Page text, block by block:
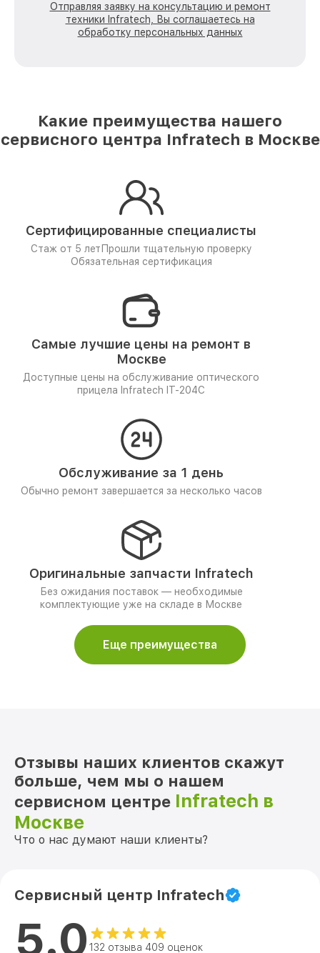
Отправляя заявку на консультацию и ремонт
техники Infratech, Вы соглашаетесь на
обработку персональных данных
Какие преимущества нашего
сервисного центра Infratech в Москве
Сертифицированные специалисты
Стаж от 5 лет Прошли тщательную проверку
Обязательная сертификация
Самые лучшие цены на ремонт в
Москве
Доступные цены на обслуживание оптического
прицела Infratech IT-204C
Обслуживание за 1 день
Обычно ремонт завершается за несколько часов
Оригинальные запчасти Infratech
Без ожидания поставок — необходимые
комплектующие уже на складе в Москве
Еще преимущества
Отзывы наших клиентов скажут
больше, чем мы о нашем
сервисном центре Infratech в
Москве
Что о нас думают наши клиенты?
Сервисный центр Infratech
5.0 132 отзыва 409 оценок